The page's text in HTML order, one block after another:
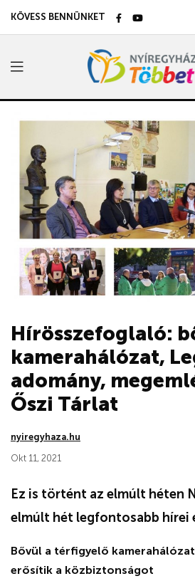
KÖVESS BENNÜNKET
Hírösszefoglaló:
kamerahálózat,
adomány,
Őszi Tárlat
nyiregyhaza.hu
Okt 11, 2021
Ez is történt az elmúlt héten
elmúlt hét legfontosabb hírei
Bővül a térfigyelő
erősítik a közbiztonságot